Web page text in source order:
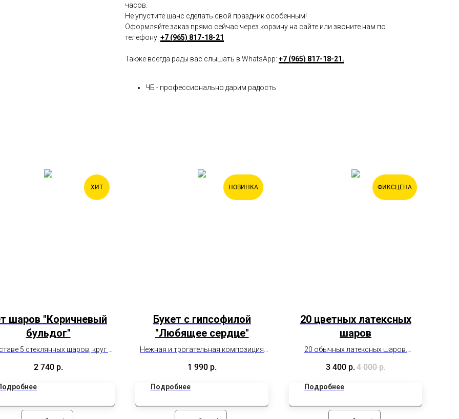
часов.
Не упустите шанс сделать свой праздник особенным!
Оформляйте заказ прямо сейчас через корзину на сайте или звоните нам по
телефону: +7 (965) 817-18-21
Также всегда рады вас слышать в WhatsApp: +7 (965) 817-18-21.
ЧБ - профессионально дарим радость
ХИТ
шаров "Коричневый
бульдог"
5 стеклянных шаров, круг с
фигура бульдог.
2 740 р.
НОВИНКА
Букет с гипсофилой
"Любящее сердце"
Нежная и трогательная композиция
отношений.
1 990 р.
Подробнее
ФИКСЦЕНА
20 цветных латексных
шаров
20 обычных латексных шаров.
Фиксированная цена!
Дополнительные скидки не
действуют.
3 400 р.4 000 р.
Подробнее